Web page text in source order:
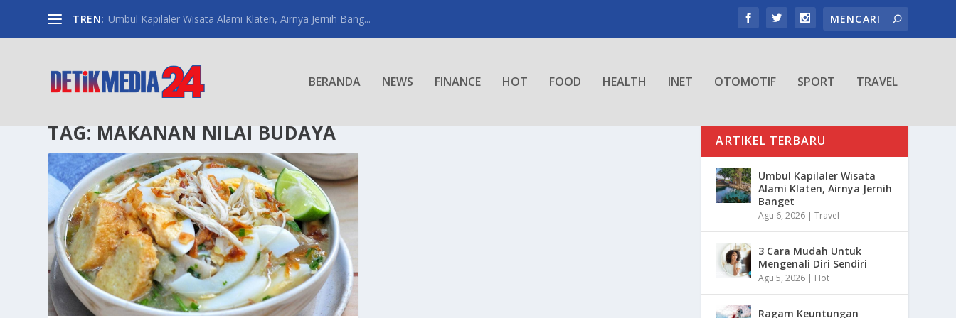
TREN: Umbul Kapilaler Wisata Alami Klaten, Airnya Jernih Bang...
BERANDA NEWS FINANCE HOT FOOD HEALTH INET OTOMOTIF SPORT TRAVEL
TAG: MAKANAN NILAI BUDAYA ARTIKEL TERBARU
Umbul Kapilaler Wisata
Alami Klaten, Airnya Jernih
Banget
Agu 6, 2026 |Travel
3 Cara Mudah Untuk
Mengenali Diri Sendiri
Agu 5, 2026 | Hot
Ragam Keuntungan